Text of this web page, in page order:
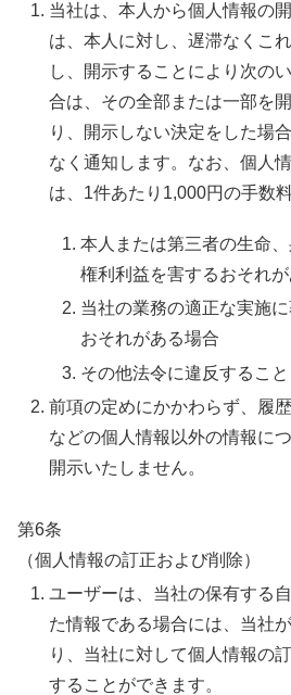
当社は、本人から個人情報の
は、本人に対し、遅滞なくこ
し、開示することにより次の
合は、その全部または一部を
り、開示しない決定をした場
なく通知します。なお、個人
は、1件あたり1,000円の手数
本人または第三者の生命
権利利益を害するおそれ
当社の業務の適正な実施
おそれがある場合
その他法令に違反するこ
前項の定めにかかわらず、履
などの個人情報以外の情報に
開示いたしません。
第6条
（個人情報の訂正および削除）
ユーザーは、当社の保有する
た情報である場合には、当社
り、当社に対して個人情報の
することができます。